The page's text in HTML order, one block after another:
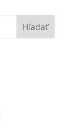
Hľadať